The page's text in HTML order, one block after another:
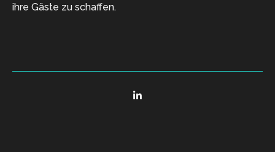
ihre Gäste zu schaffen.